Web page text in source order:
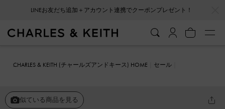
会員登録＋ニュースレター登録で10%OFFクーポンプレゼント！
CHARLES & KEITH (チャールズアンドキース) HOME
セール
似ている商品を見る